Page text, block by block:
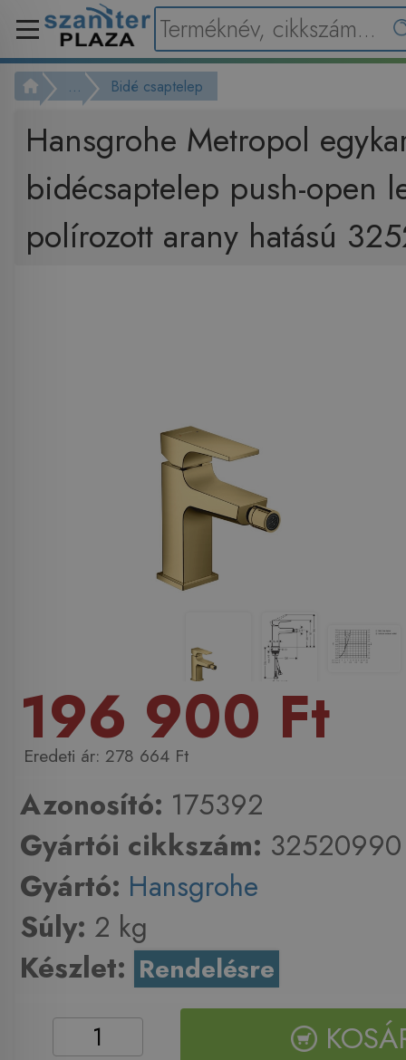
... Bidé csaptelep
Hansgrohe Metropol
bidécsaptelep push-open
polírozott arany hatású
196 900 Ft
278 664 Ft
Azonosító: 175392
Gyártói cikkszám: 32520990
Gyártó: Hansgrohe
Súly: 2 kg
Készlet: Rendelésre